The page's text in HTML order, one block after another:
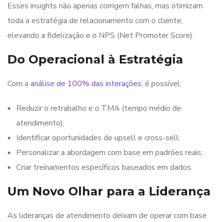
Esses insights não apenas corrigem falhas, mas otimizam
toda a estratégia de relacionamento com o cliente,
elevando a fidelização e o NPS (Net Promoter Score).
Do Operacional à Estratégia
Com a análise de 100% das interações, é possível:
Reduzir o retrabalho e o TMA (tempo médio de
atendimento);
Identificar oportunidades de upsell e cross-sell;
Personalizar a abordagem com base em padrões reais;
Criar treinamentos específicos baseados em dados.
Um Novo Olhar para a Liderança
As lideranças de atendimento deixam de operar com base